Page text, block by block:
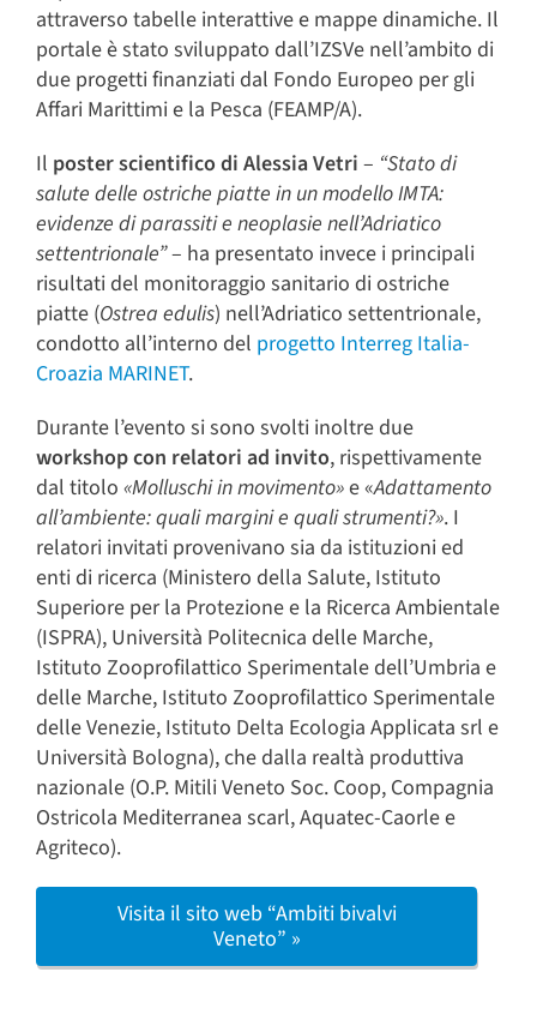
attraverso tabelle interattive e mappe dinamiche. Il
portale è stato sviluppato dall’IZSVe nell’ambito di
due progetti finanziati dal Fondo Europeo per gli
Affari Marittimi e la Pesca (FEAMP/A).
Il poster scientifico di Alessia Vetri – “Stato di
salute delle ostriche piatte in un modello IMTA:
evidenze di parassiti e neoplasie nell’Adriatico
settentrionale”– ha presentato invece i principali
risultati del monitoraggio sanitario di ostriche
piatte (Ostrea edulis) nell’Adriatico settentrionale,
condotto all’interno del progetto Interreg Italia-
Croazia MARINET.
Durante l’evento si sono svolti inoltre due
workshop con relatori ad invito, rispettivamente
dal titolo «Molluschi in movimento»e «Adattamento
all’ambiente: quali margini e quali strumenti?». I
relatori invitati provenivano sia da istituzioni ed
enti di ricerca (Ministero della Salute, Istituto
Superiore per la Protezione e la Ricerca Ambientale
(ISPRA), Università Politecnica delle Marche,
Istituto Zooprofilattico Sperimentale dell’Umbria e
delle Marche, Istituto Zooprofilattico Sperimentale
delle Venezie, Istituto Delta Ecologia Applicata srl e
Università Bologna), che dalla realtà produttiva
nazionale (O.P. Mitili Veneto Soc. Coop, Compagnia
Ostricola Mediterranea scarl, Aquatec-Caorle e
Agriteco).
Visita il sito web “Ambiti bivalvi
Veneto” »